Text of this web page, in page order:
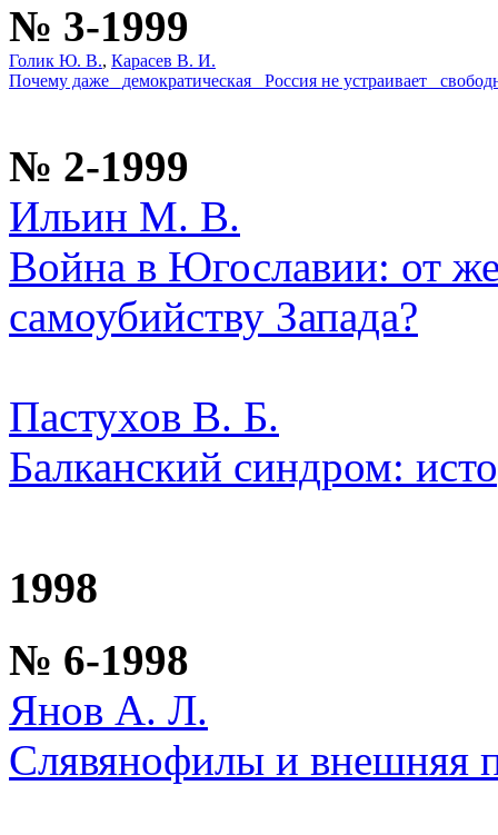
№ 3-1999
Голик Ю. В., Карасев В. И.
Почему даже _демократическая_ Россия не устраивает
№ 2-1999
Ильин М. В.
Война в Югославии: от
самоубийству Запада?
Пастухов В. Б.
Балканский синдром:
1998
№ 6-1998
Янов А. Л.
Слявянофилы и внешняя